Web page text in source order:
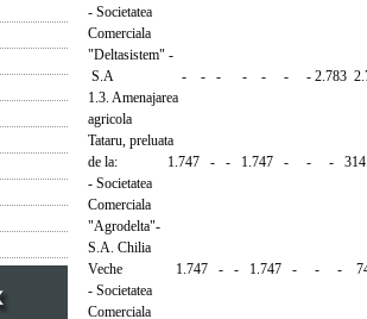
- Societatea
Comerciala
"Deltasistem" -
S.A - - - - - - - 2.783 2.783
1.3. Amenajarea
agricola
Tataru, preluata
de la: 1.747 - - 1.747 - - - 314
- Societatea
Comerciala
"Agrodelta"-
S.A. Chilia
Veche 1.747 - - 1.747 - - - 74
- Societatea
Comerciala